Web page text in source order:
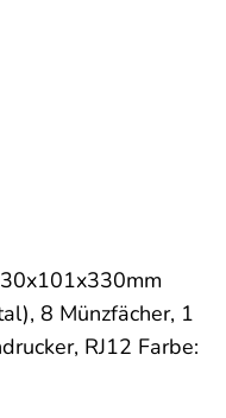
8 Münzfächer, 1
RJ12 Farbe: